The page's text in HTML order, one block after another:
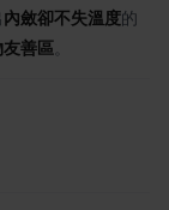
內斂卻不失溫度的
友善區